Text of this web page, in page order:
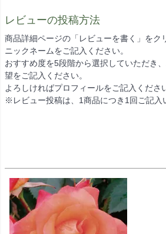
レビューの投稿方法
商品詳細ページの「レビューを書く」をク
ニックネームをご記入ください。
おすすめ度を5段階から選択していただき
望をご記入ください。
よろしければプロフィールをご記入くださ
※レビュー投稿は、1商品につき1回ご記入